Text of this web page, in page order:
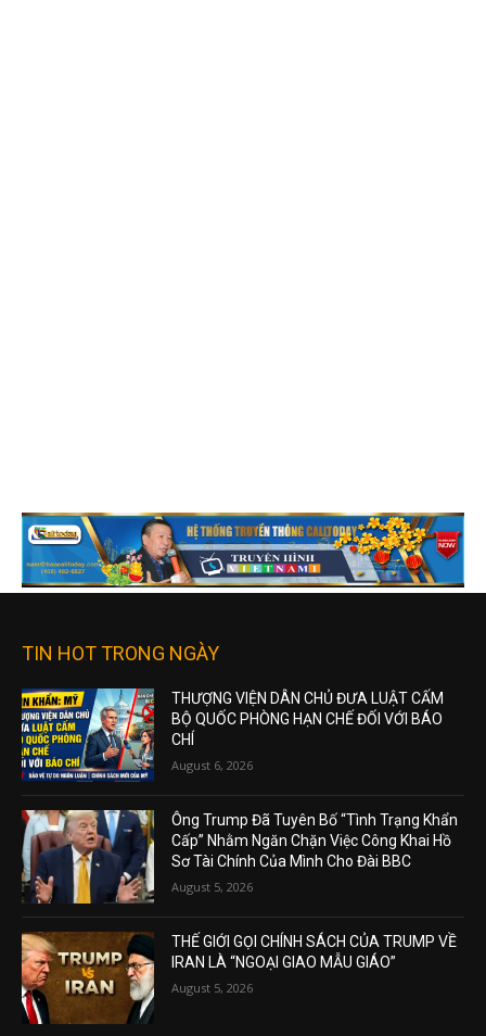
TIN HOT TRONG NGÀY
THƯỢNG VIỆN DÂN CHỦ ĐƯA LUẬT CẤM
BỘ QUỐC PHÒNG HẠN CHẾ ĐỐI VỚI BÁO
CHÍ
August 6, 2026
Ông Trump Đã Tuyên Bố “Tình Trạng Khẩn
Cấp” Nhằm Ngăn Chặn Việc Công Khai Hồ
Sơ Tài Chính Của Mình Cho Đài BBC
August 5, 2026
THẾ GIỚI GỌI CHÍNH SÁCH CỦA TRUMP VỀ
IRAN LÀ “NGOẠI GIAO MẪU GIÁO”
August 5, 2026